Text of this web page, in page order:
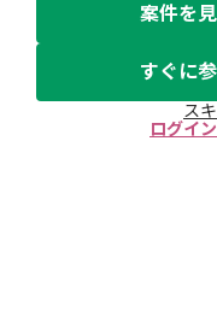
案件を
すぐに
ス
ログイ